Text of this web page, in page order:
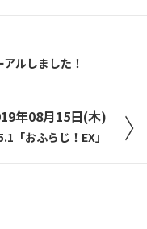
ルしました！
年08月15日(木)
「おふらじ！EX」